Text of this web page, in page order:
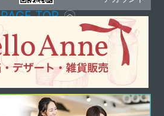
PAGE TOP